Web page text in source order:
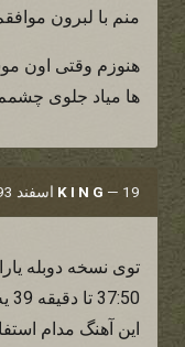
منم با لبرون
هنوزم وقتی اون
ها میاد جلوی
K I N G — 19 اسفند 1393 — ساعت 17:18
این آهنگ مدام